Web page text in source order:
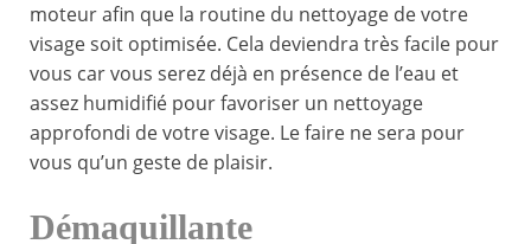
moteur afin que la routine du nettoyage de votre
visage soit optimisée. Cela deviendra très facile pour
vous car vous serez déjà en présence de l’eau et
assez humidifié pour favoriser un nettoyage
approfondi de votre visage. Le faire ne sera pour
vous qu’un geste de plaisir.
Démaquillante